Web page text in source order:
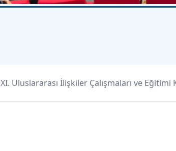
XI. Uluslararası İlişkiler Çalışmaları ve